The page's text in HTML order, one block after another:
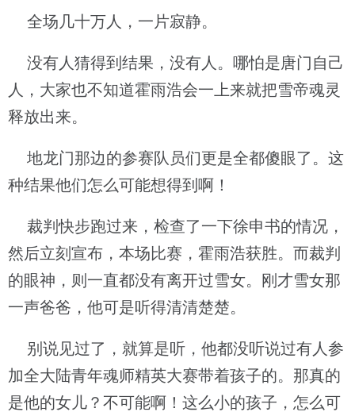
全场几十万人，一片寂静。
没有人猜得到结果，没有人。哪怕是唐门自己
人，大家也不知道霍雨浩会一上来就把雪帝魂灵
释放出来。
地龙门那边的参赛队员们更是全都傻眼了。这
种结果他们怎么可能想得到啊！
裁判快步跑过来，检查了一下徐申书的情况，
然后立刻宣布，本场比赛，霍雨浩获胜。而裁判
的眼神，则一直都没有离开过雪女。刚才雪女那
一声爸爸，他可是听得清清楚楚。
别说见过了，就算是听，他都没听说过有人参
加全大陆青年魂师精英大赛带着孩子的。那真的
是他的女儿？不可能啊！这么小的孩子，怎么可